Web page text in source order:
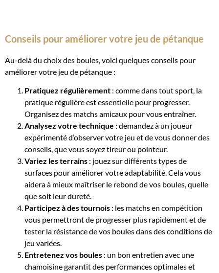
Conseils pour améliorer votre jeu de pétanque
Au-delà du choix des boules, voici quelques conseils pour
améliorer votre jeu de pétanque :
Pratiquez régulièrement : comme dans tout sport, la
pratique régulière est essentielle pour progresser.
Organisez des matchs amicaux pour vous entraîner.
Analysez votre technique : demandez à un joueur
expérimenté d’observer votre jeu et de vous donner des
conseils, que vous soyez tireur ou pointeur.
Variez les terrains : jouez sur différents types de
surfaces pour améliorer votre adaptabilité. Cela vous
aidera à mieux maîtriser le rebond de vos boules, quelle
que soit leur dureté.
Participez à des tournois : les matchs en compétition
vous permettront de progresser plus rapidement et de
tester la résistance de vos boules dans des conditions de
jeu variées.
Entretenez vos boules : un bon entretien avec une
chamoisine garantit des performances optimales et